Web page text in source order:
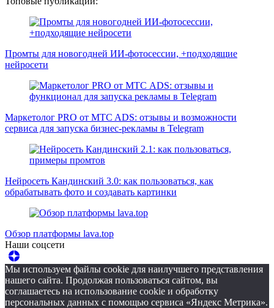
Промты для новогодней ИИ-фотосессии, +подходящие
нейросети
Маркетолог PRO от MTC ADS: отзывы и возможности
сервиса для запуска бизнес-рекламы в Telegram
Нейросеть Кандинский 3.0: как пользоваться, как
обрабатывать фото и создавать картинки
Обзор платформы lava.top
Наши соцсети
Мы используем файлы cookie для наилучшего представления
нашего сайта. Продолжая пользоваться сайтом, вы
соглашаетесь на использование cookie и обработку
персональных данных с помощью сервиса «Яндекс Метрика».